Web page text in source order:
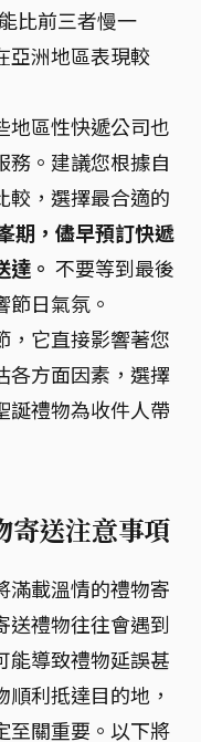
比前三者慢一
亞洲地區表現較
地區性快遞公司也
務。建議您根據自
較，選擇最合適的
期，儘早預訂快遞
。 不要等到最後
日氣氛。
，它直接影響著您
各方面因素，選擇
誕禮物為收件人帶
寄送注意事項
滿載溫情的禮物寄
送禮物往往會遇到
能導致禮物延誤甚
利抵達目的地，
至關重要。以下將